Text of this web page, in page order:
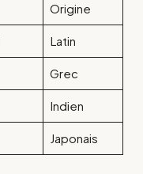
Origine
Latin
Grec
Indien
Japonais